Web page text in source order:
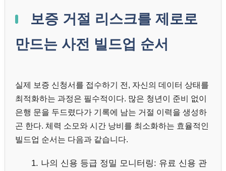
보증 거절 리스크를 제로로
만드는 사전 빌드업 순서
실제 보증 신청서를 접수하기 전, 자신의 데이터 상태를
최적화하는 과정은 필수적이다. 많은 청년이 준비 없이
은행 문을 두드렸다가 기록에 남는 거절 이력을 생성하
곤 한다. 체력 소모와 시간 낭비를 최소화하는 효율적인
빌드업 순서는 다음과 같습니다.
나의 신용 등급 정밀 모니터링: 유료 신용 관